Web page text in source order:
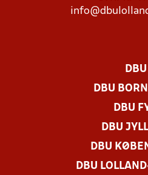
DBU
DBU
DBU
DBU
DBU
DBU